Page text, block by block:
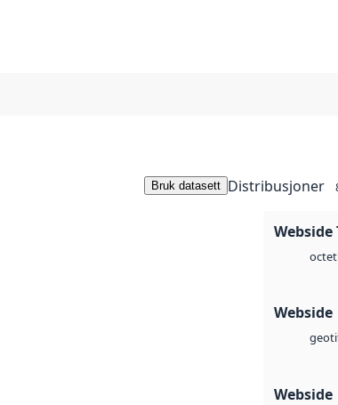
Bruk datasett Distribusjoner
Webside
octet
Webside
Webside